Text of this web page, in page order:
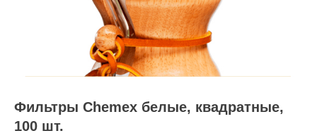
Фильтры Chemex белые, квадратные,
100 шт.